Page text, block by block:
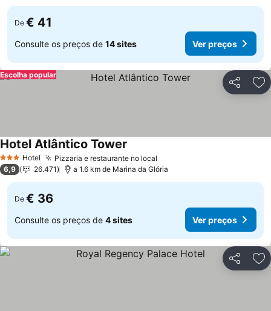
De € 41
Consulte os preços de 14 sites Ver preços
Partilhar
Escolha popular
3 EstrelasHotel Pizzaria e restaurante no local
Hotel Atlântico Tower
6,9 26.471 a 1.6 km de Marina da Glória
De € 36
Consulte os preços de 4 sites Ver preços
Partilhar